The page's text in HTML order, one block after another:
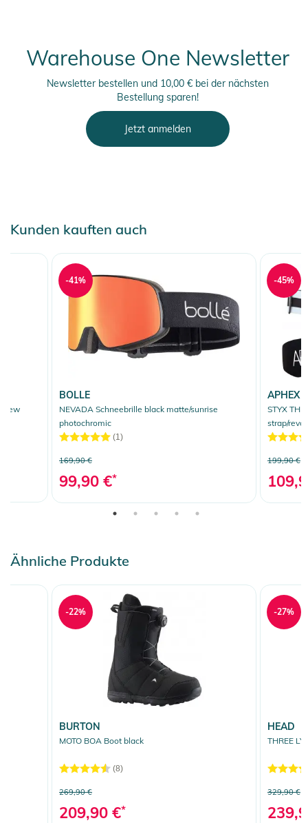
Warehouse One Newsletter
Newsletter bestellen und 10,00 € bei der nächsten
Bestellung sparen!
Jetzt anmelden
Kunden kauften auch
BOLLE
NEVADA Schneebrille black matte/sunrise
photochromic
(1)
169,90 €
99,90 €*
-41%
APHEX
STYX
strap/revo
199,90 €
-45%
Ähnliche Produkte
BURTON
MOTO BOA Boot black
(8)
269,90 €
209,90 €*
-22%
HEAD
THREE
329,90 €
-27%